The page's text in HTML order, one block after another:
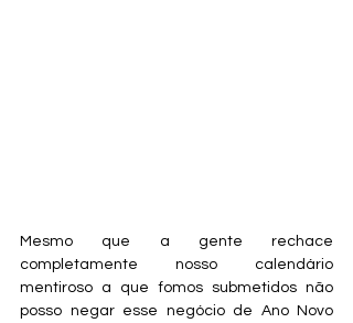
Mesmo que a gente rechace
completamente nosso calendário
mentiroso a que fomos submetidos não
posso negar esse negócio de Ano Novo